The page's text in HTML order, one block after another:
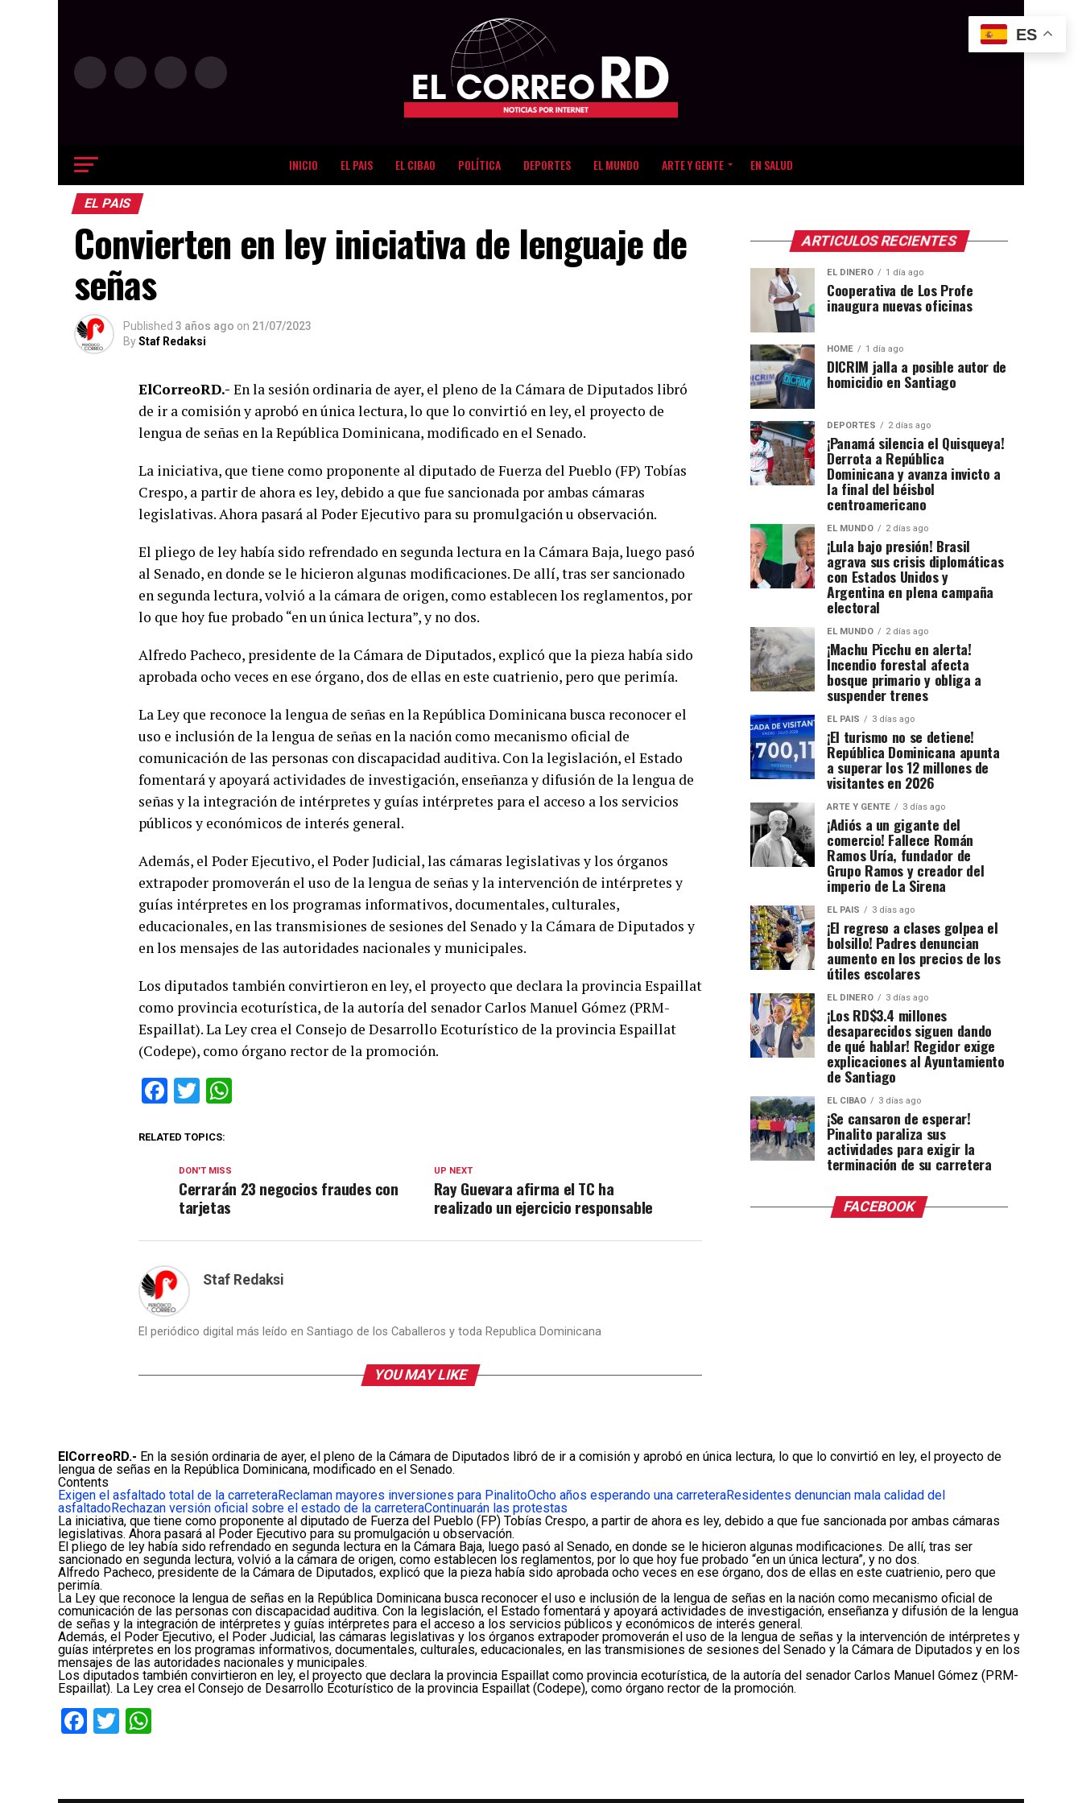
INICIO EL PAIS EL CIBAO POLÍTICA DEPORTES EL MUNDO ARTE Y GENTE EN SALUD
EL PAIS
Convierten en ley iniciativa de lenguaje de
señas
Published 3 años ago on 21/07/2023
ByStaf Redaksi
ElCorreoRD.- En la sesión ordinaria de ayer, el pleno de la Cámara de Diputados libró
de ir a comisión y aprobó en única lectura, lo que lo convirtió en ley, el proyecto de
lengua de señas en la República Dominicana, modificado en el Senado.
La iniciativa, que tiene como proponente al diputado de Fuerza del Pueblo (FP) Tobías
Crespo, a partir de ahora es ley, debido a que fue sancionada por ambas cámaras
legislativas. Ahora pasará al Poder Ejecutivo para su promulgación u observación.
El pliego de ley había sido refrendado en segunda lectura en la Cámara Baja, luego pasó
al Senado, en donde se le hicieron algunas modificaciones. De allí, tras ser sancionado
en segunda lectura, volvió a la cámara de origen, como establecen los reglamentos, por
lo que hoy fue probado “en un única lectura”, y no dos.
Alfredo Pacheco, presidente de la Cámara de Diputados, explicó que la pieza había sido
aprobada ocho veces en ese órgano, dos de ellas en este cuatrienio, pero que perimía.
La Ley que reconoce la lengua de señas en la República Dominicana busca reconocer el
uso e inclusión de la lengua de señas en la nación como mecanismo oficial de
comunicación de las personas con discapacidad auditiva. Con la legislación, el Estado
fomentará y apoyará actividades de investigación, enseñanza y difusión de la lengua de
señas y la integración de intérpretes y guías intérpretes para el acceso a los servicios
públicos y económicos de interés general.
Además, el Poder Ejecutivo, el Poder Judicial, las cámaras legislativas y los órganos
extrapoder promoverán el uso de la lengua de señas y la intervención de intérpretes y
guías intérpretes en los programas informativos, documentales, culturales,
educacionales, en las transmisiones de sesiones del Senado y la Cámara de Diputados y
en los mensajes de las autoridades nacionales y municipales.
Los diputados también convirtieron en ley, el proyecto que declara la provincia Espaillat
como provincia ecoturística, de la autoría del senador Carlos Manuel Gómez (PRM-
Espaillat). La Ley crea el Consejo de Desarrollo Ecoturístico de la provincia Espaillat
(Codepe), como órgano rector de la promoción.
Facebook
Twitter
RELATED TOPICS:
UP NEXT
Ray Guevara afirma el TC ha
realizado un ejercicio responsable
DON'T MISS
Cerrarán 23 negocios fraudes con
tarjetas
Staf Redaksi
El periódico digital más leído en Santiago de los Caballeros y toda Republica Dominicana
YOU MAY LIKE
ARTICULOS RECIENTES
EL DINERO 1 día ago
Cooperativa de Los Profe
inaugura nuevas oficinas
HOME 1 día ago
DICRIM jalla a posible autor de
homicidio en Santiago
DEPORTES 2 días ago
¡Panamá silencia el Quisqueya!
Derrota a República
Dominicana y avanza invicto a
la final del béisbol
centroamericano
EL MUNDO 2 días ago
¡Lula bajo presión! Brasil
agrava sus crisis diplomáticas
con Estados Unidos y
Argentina en plena campaña
electoral
EL MUNDO 2 días ago
¡Machu Picchu en alerta!
Incendio forestal afecta
bosque primario y obliga a
suspender trenes
EL PAIS 3 días ago
¡El turismo no se detiene!
República Dominicana apunta
a superar los 12 millones de
visitantes en 2026
ARTE Y GENTE 3 días ago
¡Adiós a un gigante del
comercio! Fallece Román
Ramos Uría, fundador de
Grupo Ramos y creador del
imperio de La Sirena
EL PAIS 3 días ago
¡El regreso a clases golpea el
bolsillo! Padres denuncian
aumento en los precios de los
útiles escolares
EL DINERO 3 días ago
¡Los RD$3.4 millones
desaparecidos siguen dando
de qué hablar! Regidor exige
explicaciones al Ayuntamiento
de Santiago
EL CIBAO 3 días ago
¡Se cansaron de esperar!
Pinalito paraliza sus
actividades para exigir la
terminación de su carretera
FACEBOOK
ElCorreoRD.- En la sesión ordinaria de ayer, el pleno de la Cámara de Diputados libró de ir a comisión y aprobó en única lectura, lo que lo convirtió en ley, el proyecto de
lengua de señas en la República Dominicana, modificado en el Senado.
Contents
Exigen el asfaltado total de la carreteraReclaman mayores inversiones para PinalitoOcho años esperando una carreteraResidentes denuncian mala calidad del
asfaltadoRechazan versión oficial sobre el estado de la carreteraContinuarán las protestas
La iniciativa, que tiene como proponente al diputado de Fuerza del Pueblo (FP) Tobías Crespo, a partir de ahora es ley, debido a que fue sancionada por ambas cámaras
legislativas. Ahora pasará al Poder Ejecutivo para su promulgación u observación.
El pliego de ley había sido refrendado en segunda lectura en la Cámara Baja, luego pasó al Senado, en donde se le hicieron algunas modificaciones. De allí, tras ser
sancionado en segunda lectura, volvió a la cámara de origen, como establecen los reglamentos, por lo que hoy fue probado “en un única lectura”, y no dos.
Alfredo Pacheco, presidente de la Cámara de Diputados, explicó que la pieza había sido aprobada ocho veces en ese órgano, dos de ellas en este cuatrienio, pero que
perimía.
La Ley que reconoce la lengua de señas en la República Dominicana busca reconocer el uso e inclusión de la lengua de señas en la nación como mecanismo oficial de
comunicación de las personas con discapacidad auditiva. Con la legislación, el Estado fomentará y apoyará actividades de investigación, enseñanza y difusión de la lengua
de señas y la integración de intérpretes y guías intérpretes para el acceso a los servicios públicos y económicos de interés general.
Además, el Poder Ejecutivo, el Poder Judicial, las cámaras legislativas y los órganos extrapoder promoverán el uso de la lengua de señas y la intervención de intérpretes y
guías intérpretes en los programas informativos, documentales, culturales, educacionales, en las transmisiones de sesiones del Senado y la Cámara de Diputados y en los
mensajes de las autoridades nacionales y municipales.
Los diputados también convirtieron en ley, el proyecto que declara la provincia Espaillat como provincia ecoturística, de la autoría del senador Carlos Manuel Gómez (PRM-
Espaillat). La Ley crea el Consejo de Desarrollo Ecoturístico de la provincia Espaillat (Codepe), como órgano rector de la promoción.
Facebook
Twitter
ES